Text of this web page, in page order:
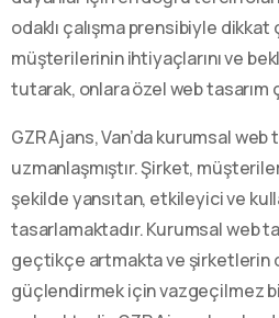
odaklı çalışma prensibiyle
müşterilerinin ihtiyaçlarını ve
tutarak, onlara özel web tasarım
GZR Ajans, Van’da kurumsal
uzmanlaşmıştır. Şirket,
şekilde yansıtan, etkileyici ve
tasarlamaktadır. Kurumsal web
geçtikçe artmakta ve şirketlerin
güçlendirmek için vazgeçilmez